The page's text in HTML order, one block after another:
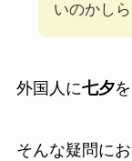
いのかしら
外国人に七夕
そんな疑問にお